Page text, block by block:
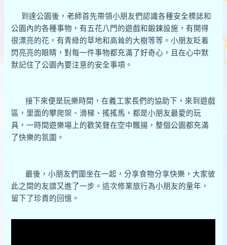
到達公園後，老師首先帶領小朋友們認識各種安全標誌和
公園內的各種事物，有五花八門的遊戲和鍛鍊設施，有開得
很漂亮的花，有青綠的草地和高耸的大樹等等。小朋友眨着
閃亮亮的眼睛，對每一件事物都充滿了好奇心，且在心中默
默記住了公園內要注意的安全事項。
接下來便是玩樂時間，在義工家長們的協助下，來到遊戲
區，里面的攀爬架、滑梯、搖搖馬，都是小朋友最愛的玩
具，一時間遊樂場上的歡笑聲在空中飄揚，整個公園都充滿
了快樂的氛圍。
最後，小朋友們圍坐在一起，分享食物分享快樂，大家彼
此之間的友誼又進了一步。這次修業旅行為小朋友的童年，
留下了珍貴的回憶。